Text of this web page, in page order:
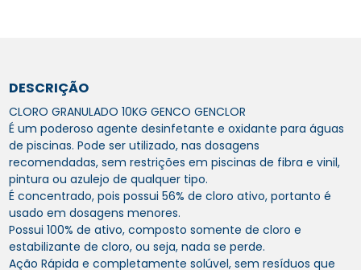
DESCRIÇÃO
CLORO GRANULADO 10KG GENCO GENCLOR
É um poderoso agente desinfetante e oxidante para águas
de piscinas. Pode ser utilizado, nas dosagens
recomendadas, sem restrições em piscinas de fibra e vinil,
pintura ou azulejo de qualquer tipo.
É concentrado, pois possui 56% de cloro ativo, portanto é
usado em dosagens menores.
Possui 100% de ativo, composto somente de cloro e
estabilizante de cloro, ou seja, nada se perde.
Ação Rápida e completamente solúvel, sem resíduos que